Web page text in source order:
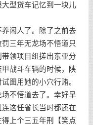
型货车记忆到一块儿
闲人了。除了之前去
三年无龙场不悟道只
领项目组搓出东亚分
战斗车辆的时候，陕
图用她的小穴行贿。
不悟道去了。幸好早
这任省长当时都还在
上个三五年刑【笑点